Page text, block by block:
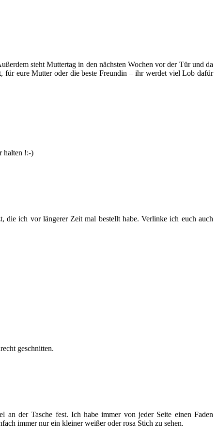
steht Muttertag in den nächsten Wochen vor der Tür und da
für eure Mutter oder die beste Freundin – ihr werdet viel Lob dafür
halten !:-)
die ich vor längerer Zeit mal bestellt habe. Verlinke ich euch auch
geschnitten.
der Tasche fest. Ich habe immer von jeder Seite einen Faden
immer nur ein kleiner weißer oder rosa Stich zu sehen.